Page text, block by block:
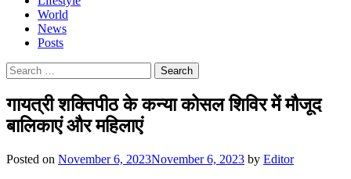
World
News
Posts
Search
for:
गायत्री शक्तिपीठ के कन्या कोसल शिविर में मौजूद
बालिकाएं और महिलाएं
Posted on November 6, 2023November 6, 2023 by Editor